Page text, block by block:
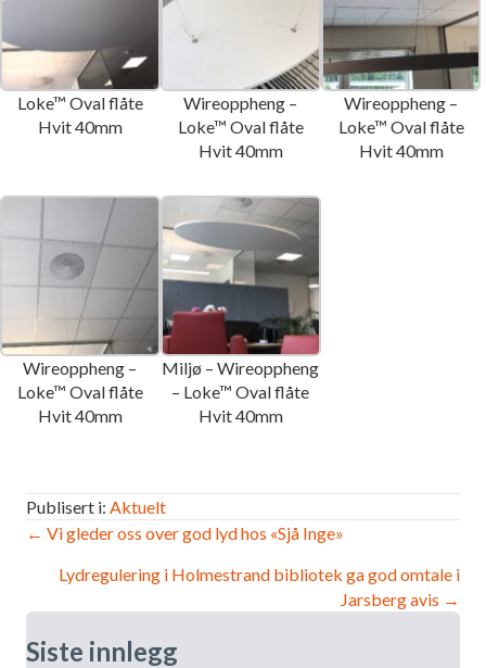
Loke™ Oval flåte
Hvit 40mm
Wireoppheng –
Loke™ Oval flåte
Hvit 40mm
Wireoppheng –
Loke™ Oval flåte
Hvit 40mm
Wireoppheng –
Loke™ Oval flåte
Hvit 40mm
Miljø – Wireoppheng
– Loke™ Oval flåte
Hvit 40mm
Publisert i: Aktuelt
Innleggsnavigasjon
← Vi gleder oss over god lyd hos «Sjå Inge»
Lydregulering i Holmestrand bibliotek ga god omtale i
Jarsberg avis →
Siste innlegg